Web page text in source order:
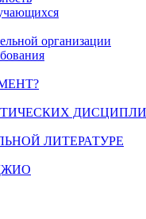
организации
ЛИТЕРАТУРЕ